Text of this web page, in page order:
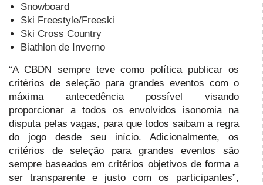
Snowboard
Ski Freestyle/Freeski
Ski Cross Country
Biathlon de Inverno
“A CBDN sempre teve como política publicar os
critérios de seleção para grandes eventos com o
máxima antecedência possível visando
proporcionar a todos os envolvidos isonomia na
disputa pelas vagas, para que todos saibam a regra
do jogo desde seu início. Adicionalmente, os
critérios de seleção para grandes eventos são
sempre baseados em critérios objetivos de forma a
ser transparente e justo com os participantes”,